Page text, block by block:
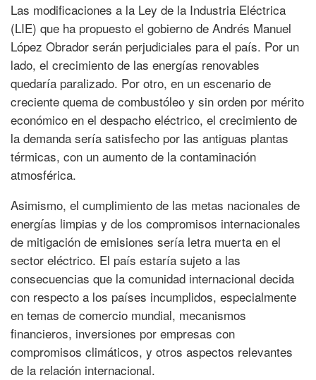
Las modificaciones a la Ley de la Industria Eléctrica
(LIE) que ha propuesto el gobierno de Andrés Manuel
López Obrador serán perjudiciales para el país. Por un
lado, el crecimiento de las energías renovables
quedaría paralizado. Por otro, en un escenario de
creciente quema de combustóleo y sin orden por mérito
económico en el despacho eléctrico, el crecimiento de
la demanda sería satisfecho por las antiguas plantas
térmicas, con un aumento de la contaminación
atmosférica.
Asimismo, el cumplimiento de las metas nacionales de
energías limpias y de los compromisos internacionales
de mitigación de emisiones sería letra muerta en el
sector eléctrico. El país estaría sujeto a las
consecuencias que la comunidad internacional decida
con respecto a los países incumplidos, especialmente
en temas de comercio mundial, mecanismos
financieros, inversiones por empresas con
compromisos climáticos, y otros aspectos relevantes
de la relación internacional.